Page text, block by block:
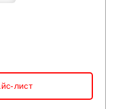
лист